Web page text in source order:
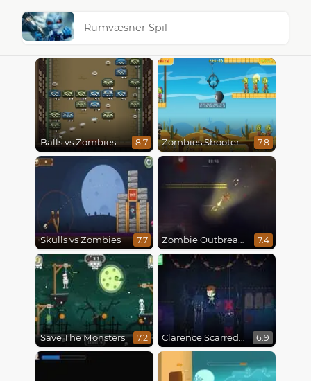
Rumvæsner Spil
Balls vs Zombies 8.7 Zombies Shooter 7.8
Skulls vs Zombies 7.7 Zombie Outbreak Arena 7.4
Save The Monsters 7.2 Clarence Scarred Silly 6.9